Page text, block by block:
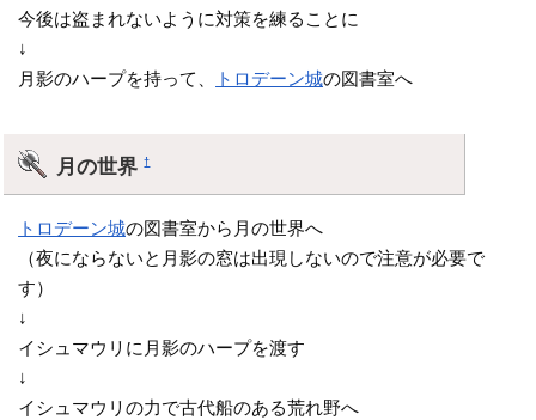
今後は盗まれないように対策を練ることに
↓
月影のハープを持って、
トロデーン城の図書室へ
月の世界†
トロデーン城の図書室から月の世界へ
（夜にならないと月影の窓は出現しないので注意が必要で
す）
↓
イシュマウリに月影のハープを渡す
↓
イシュマウリの力で古代船のある荒れ野へ